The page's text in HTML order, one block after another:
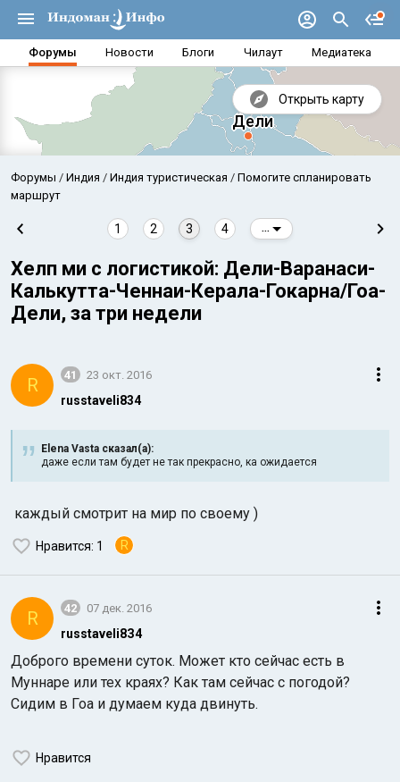
Форумы Новости Блоги Чилаут Медиатека
Открыть карту
Аравийское море
Форумы Индия Индия туристическая
Помогите спланировать
маршрут
1 2 3 4
Хелп ми с логистикой: Дели-Варанаси-
Калькутта-Ченнаи-Керала-Гокарна/Гоа-
Дели, за три недели
R 41 23 окт. 2016
russtaveli834
Elena Vasta сказал(а):
даже если там будет не так прекрасно, ка ожидается
каждый смотрит на мир по своему )
Нравится: 1 R
R 42 07 дек. 2016
russtaveli8З4
Доброго времени суток. Может кто сейчас есть в
Муннаре или тех краях? Как там сейчас с погодой?
Сидим в Гоа и думаем куда двинуть.
Нравится